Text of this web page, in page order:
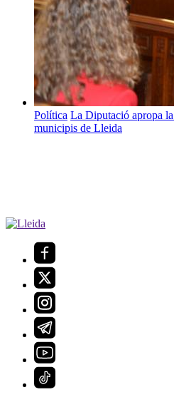
Política La Diputació apropa
municipis de Lleida